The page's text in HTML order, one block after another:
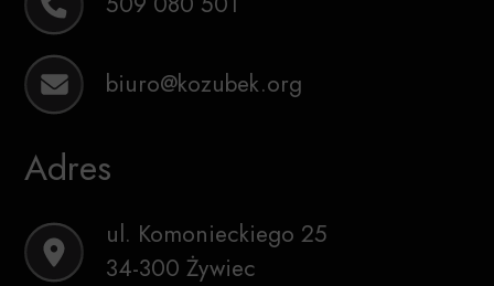
biuro@kozubek.org
Adres
ul. Komonieckiego 25
34-300 Żywiec